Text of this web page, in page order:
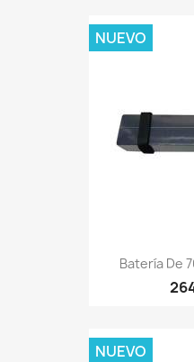
Batería De
NUEVO
NUEVO